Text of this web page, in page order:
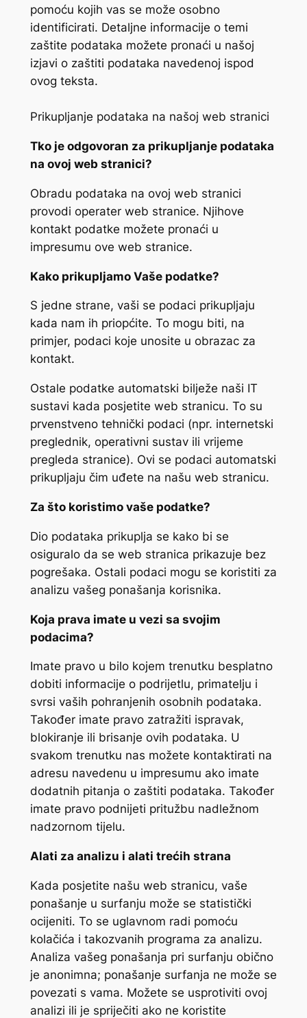
pomoću kojih vas se može osobno
identificirati. Detaljne informacije o temi
zaštite podataka možete pronaći u našoj
izjavi o zaštiti podataka navedenoj ispod
ovog teksta.
Prikupljanje podataka na našoj web stranici
Tko je odgovoran za prikupljanje podataka
na ovoj web stranici?
Obradu podataka na ovoj web stranici
provodi operater web stranice. Njihove
kontakt podatke možete pronaći u
impresumu ove web stranice.
Kako prikupljamo Vaše podatke?
S jedne strane, vaši se podaci prikupljaju
kada nam ih priopćite. To mogu biti, na
primjer, podaci koje unosite u obrazac za
kontakt.
Ostale podatke automatski bilježe naši IT
sustavi kada posjetite web stranicu. To su
prvenstveno tehnički podaci (npr. internetski
preglednik, operativni sustav ili vrijeme
pregleda stranice). Ovi se podaci automatski
prikupljaju čim uđete na našu web stranicu.
Za što koristimo vaše podatke?
Dio podataka prikuplja se kako bi se
osiguralo da se web stranica prikazuje bez
pogrešaka. Ostali podaci mogu se koristiti za
analizu vašeg ponašanja korisnika.
Koja prava imate u vezi sa svojim
podacima?
Imate pravo u bilo kojem trenutku besplatno
dobiti informacije o podrijetlu, primatelju i
svrsi vaših pohranjenih osobnih podataka.
Također imate pravo zatražiti ispravak,
blokiranje ili brisanje ovih podataka. U
svakom trenutku nas možete kontaktirati na
adresu navedenu u impresumu ako imate
dodatnih pitanja o zaštiti podataka. Također
imate pravo podnijeti pritužbu nadležnom
nadzornom tijelu.
Alati za analizu i alati trećih strana
Kada posjetite našu web stranicu, vaše
ponašanje u surfanju može se statistički
ocijeniti. To se uglavnom radi pomoću
kolačića i takozvanih programa za analizu.
Analiza vašeg ponašanja pri surfanju obično
je anonimna; ponašanje surfanja ne može se
povezati s vama. Možete se usprotiviti ovoj
analizi ili je spriječiti ako ne koristite